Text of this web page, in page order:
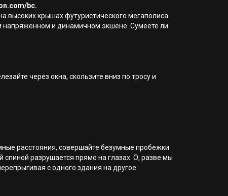
bc.
высоких крышах футуристического мегаполиса.
напряженном и динамичном экшене. Сумеете ли
через окна, скользите вниз по тросу и
расстояния, совершайте безумные пробежки
разрушается прямо на глазах. О, разве мы
с одного здания на другое.